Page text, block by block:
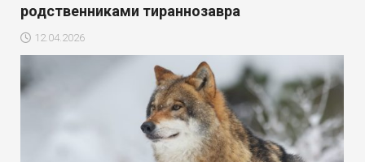
родственниками тираннозавра
12.04.2026